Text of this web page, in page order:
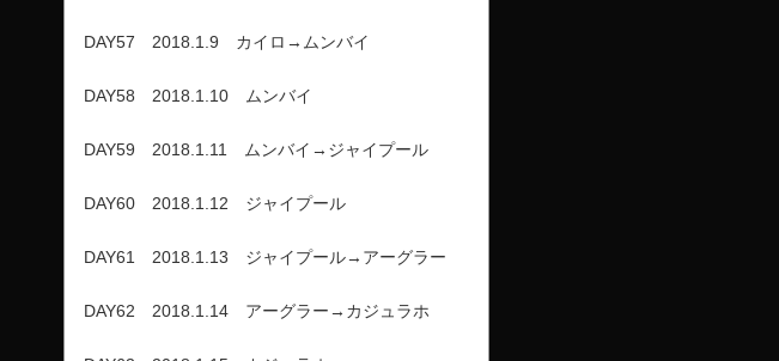
DAY57 2018.1.9 カイロ→ムンバイ
DAY58 2018.1.10 ムンバイ
DAY59 2018.1.11 ムンバイ→ジャイプール
DAY60 2018.1.12 ジャイプール
DAY61 2018.1.13 ジャイプール→アーグラー
DAY62 2018.1.14 アーグラー→カジュラホ